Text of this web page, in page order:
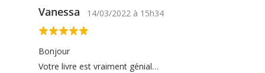
Vanessa 14/03/2022 à 15h34
Bonjour
Votre livre est vraiment génial…